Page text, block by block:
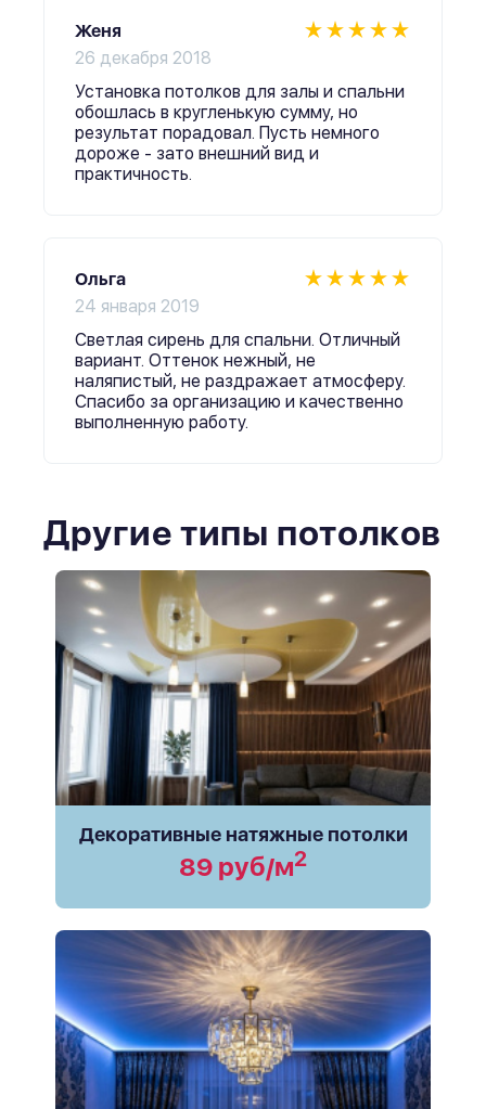
Женя
26 декабря 2018
Установка потолков для залы и спальни
обошлась в кругленькую сумму, но
результат порадовал. Пусть немного
дороже - зато внешний вид и
практичность.
Ольга
24 января 2019
Светлая сирень для спальни. Отличный
вариант. Оттенок нежный, не
наляпистый, не раздражает атмосферу.
Спасибо за организацию и качественно
выполненную работу.
Другие типы потолков
Декоративные натяжные потолки
89 руб/м2